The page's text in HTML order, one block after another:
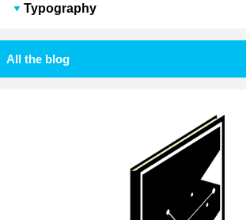
Typography
All the blog